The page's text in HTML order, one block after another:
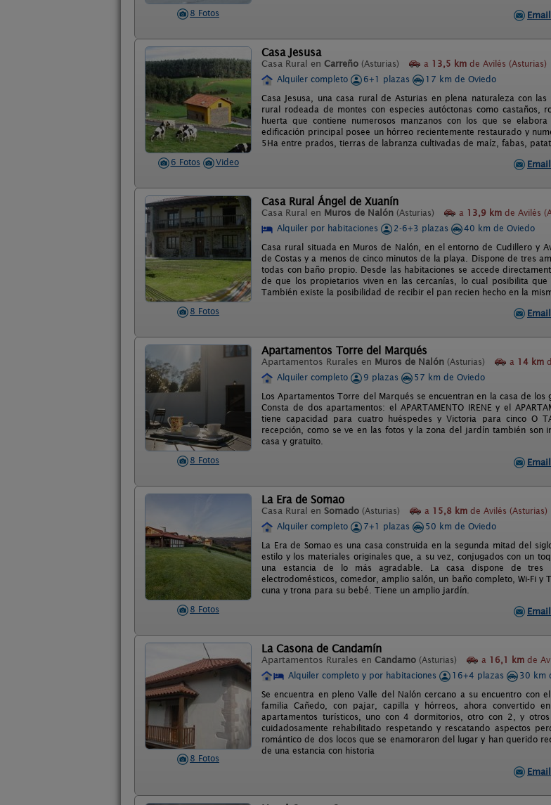
8 Fotos
Email
6 Fotos Video
Casa Jesusa
Casa Rural en Carreño (Asturias) a 13,5 km de Avilés (Asturias)
Alquiler completo
6+1 plazas
17 km de Oviedo
Casa Jesusa, una casa rural de Asturias en plena naturaleza con
rural rodeada de montes con especies autóctonas como castaños,
huerta que contiene numerosos manzanos con los que se
edificación principal posee un hórreo recientemente restaurado y
5Ha entre prados, tierras de labranza cultivadas de maíz, fabas,
Email
8 Fotos
Casa Rural Ángel de Xuanín
Casa Rural en Muros de Nalón (Asturias) a 13,9 km de Avilés
Alquiler por habitaciones
2-6+3 plazas
40 km de Oviedo
Casa rural situada en Muros de Nalón, en el entorno de Cudillero y
de Costas y a menos de cinco minutos de la playa. Dispone de tres
todas con baño propio. Desde las habitaciones se accede
de que los propietarios viven en las cercanías, lo cual posibilita
También existe la posibilidad de recibir el pan recien hecho en la
Email
8 Fotos
Apartamentos Torre del Marqués
Apartamentos Rurales en Muros de Nalón (Asturias) a 14 km
Alquiler completo
9 plazas
57 km de Oviedo
Los Apartamentos Torre del Marqués se encuentran en la casa de
Consta de dos apartamentos: el APARTAMENTO IRENE y el
tiene capacidad para cuatro huéspedes y Victoria para cinco O
recepción, como se ve en las fotos y la zona del jardín también
casa y gratuito.
Email
8 Fotos
La Era de Somao
Casa Rural en Somado (Asturias) a 15,8 km de Avilés (Asturias)
Alquiler completo
7+1 plazas
50 km de Oviedo
La Era de Somao es una casa construida en la segunda mitad del
estilo y los materiales originales que, a su vez, conjugados con un
una estancia de lo más agradable. La casa dispone de tres
electrodomésticos, comedor, amplio salón, un baño completo, Wi-Fi y
cuna y trona para su bebé. Tiene un amplio jardín.
Email
8 Fotos
La Casona de Candamín
Apartamentos Rurales en Candamo (Asturias) a 16,1 km de
Alquiler completo y por habitaciones
16+4 plazas
30 km
Se encuentra en pleno Valle del Nalón cercano a su encuentro
familia Cañedo, con pajar, capilla y hórreos, ahora convertido
apartamentos turísticos, uno con 4 dormitorios, otro con 2, y
cuidadosamente rehabilitado respetando y rescatando aspectos
romántico de dos locos que se enamoraron del lugar y han querido
de una estancia con historia
Email